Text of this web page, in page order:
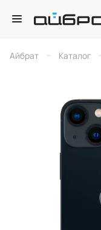
Айбрат – Каталог